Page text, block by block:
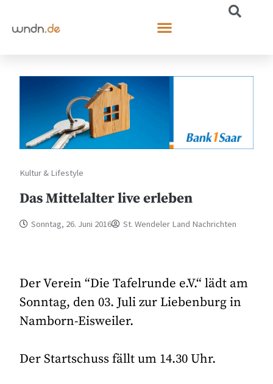
Kultur & Lifestyle
Das Mittelalter live erleben
Sonntag, 26. Juni 2016 St. Wendeler Land Nachrichten
Der Verein “Die Tafelrunde e.V.“ lädt am
Sonntag, den 03. Juli zur Liebenburg in
Namborn-Eisweiler.
Der Startschuss fällt um 14.30 Uhr.